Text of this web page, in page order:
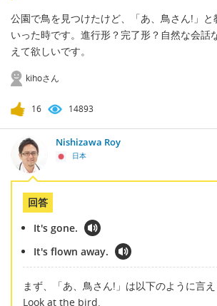
公園で鳥を見つけたけど、「あ、鳥さん!」
いった時です。進行形？完了形？自然な会話
えて欲しいです。
kihoさん
16 14893
Nishizawa Roy
日本
回答
It's gone.
It's flown away.
まず、「あ、鳥さん!」は以下のように言え
Look at the bird.